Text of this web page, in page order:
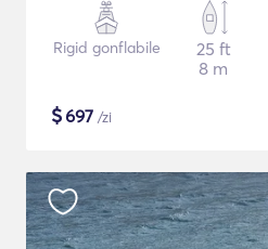
Rigid gonflabile
25 ft
8 m
$697 /zi